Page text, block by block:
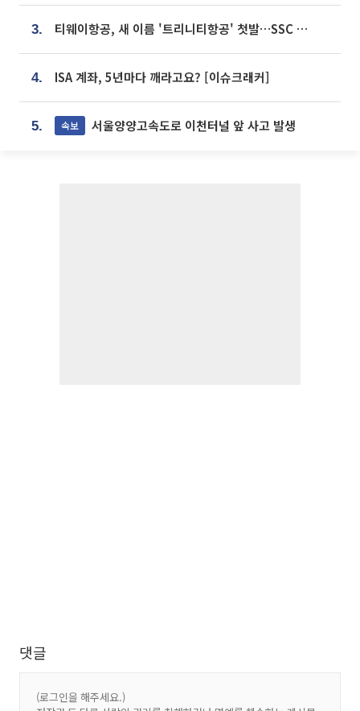
3. 티웨이항공, 새 이름 '트리니티항공' 첫발…SSC 전략 본격화
4. ISA 계좌, 5년마다 깨라고요? [이슈크래커]
5. 속보 서울양양고속도로 이천터널 앞 사고 발생
댓글